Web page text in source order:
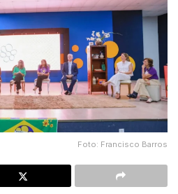
Foto: Francisco Barros